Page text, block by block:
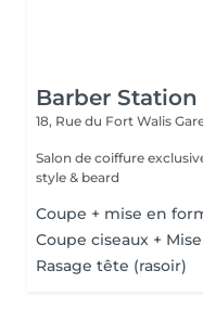
Barber Station
18, Rue du Fort Walis
Salon de coiffure
style & beard
Coupe + mise en
Coupe ciseaux +
Rasage tête (rasoir)